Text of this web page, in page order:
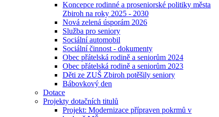
Koncepce rodinné a proseniorské politiky města
Zbiroh na roky 2025 - 2030
Nová zelená úsporám 2026
Služba pro seniory
Sociální automobil
Sociální činnost - dokumenty
Obec přátelská rodině a seniorům 2024
Obec přátelská rodině a seniorům 2023
Děti ze ZUŠ Zbiroh potěšily seniory
Bábovkový den
Dotace
Projekty dotačních titulů
Projekt: Modernizace přípraven pokrmů v